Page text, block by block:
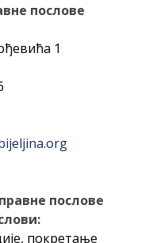
БОРЦЕ
регресирано
марта до 15.
ПОНОСНЕ КАРТИЦЕ
послове
1
послове
покретање